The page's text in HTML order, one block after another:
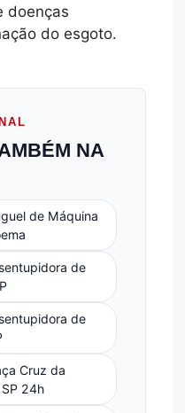
doenças
do esgoto.
NA
de Máquina
de
de
Cruz da
24h